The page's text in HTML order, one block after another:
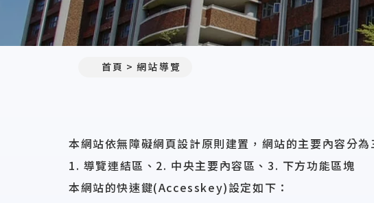
首頁 網站導覽
本網站依無障礙網頁設計原則建置，網站的主要內容分為
1. 導覽連結區、2. 中央主要內容區、3. 下方功能區塊
本網站的快速鍵(Accesskey)設定如下：